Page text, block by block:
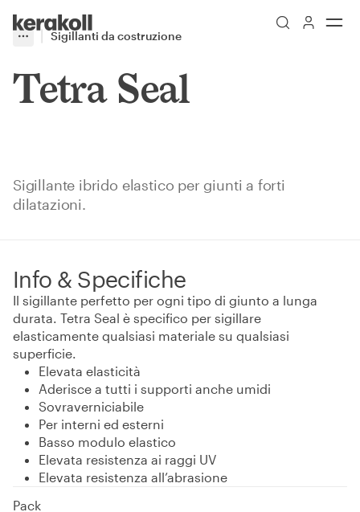
Go to Homepage
More
Toggle menu
Sigillanti da costruzione
Tetra Seal
Sigillante ibrido elastico per giunti a forti
dilatazioni.
Info & Specifiche
Il sigillante perfetto per ogni tipo di giunto a lunga
durata. Tetra Seal è specifico per sigillare
elasticamente qualsiasi materiale su qualsiasi
superficie.
Elevata elasticità
Aderisce a tutti i supporti anche umidi
Sovraverniciabile
Per interni ed esterni
Basso modulo elastico
Elevata resistenza ai raggi UV
Elevata resistenza all’abrasione
Pack